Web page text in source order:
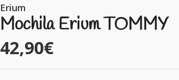
Erium
Mochila Erium TOMMY
42,90€